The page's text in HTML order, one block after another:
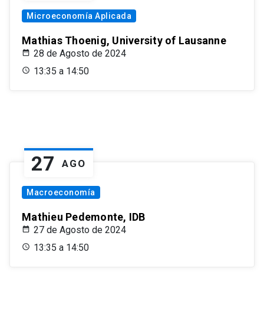
Microeconomía Aplicada
Mathias Thoenig, University of Lausanne
28 de Agosto de 2024
13:35 a 14:50
27 AGO
Macroeconomía
Mathieu Pedemonte, IDB
27 de Agosto de 2024
13:35 a 14:50